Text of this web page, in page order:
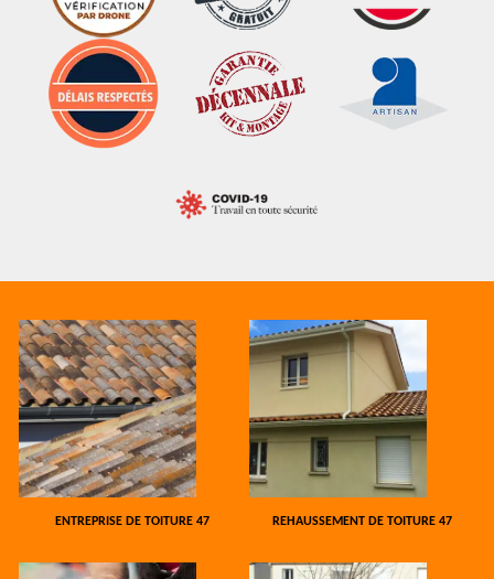
ENTREPRISE DE TOITURE 47 REHAUSSEMENT DE TOITURE 47